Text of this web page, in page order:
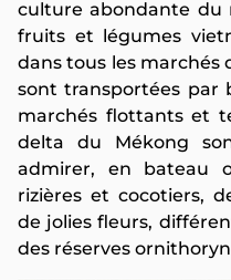
culture abondante du
fruits et légumes
dans tous les marchés
sont transportées par
marchés flottants et
delta du Mékong
admirer, en bateau
rizières et cocotiers,
de jolies fleurs,
des réserves